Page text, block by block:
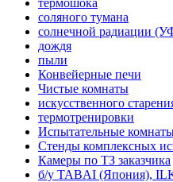
соляного тумана
солнечной радиации
дождя
пыли
Конвейерные печи
Чистые комнаты
искусственного
термотренировки
Испытательные
Стенды комплексных
Камеры по ТЗ заказчика
б/у TABAI (Япония),